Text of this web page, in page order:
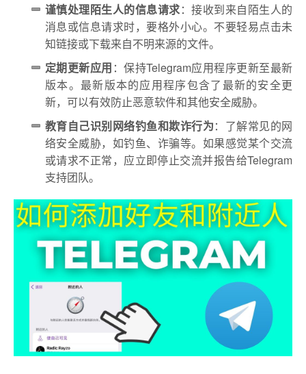
谨慎处理陌生人的信息请求：接收到来自陌生人的
消息或信息请求时，要格外小心。不要轻易点击未
知链接或下载来自不明来源的文件。
定期更新应用 ：保持Telegram应用程序更新至最新
版本。最新版本的应用程序包含了最新的安全更
新，可以有效防止恶意软件和其他安全威胁。
教育自己识别网络钓鱼和欺诈行为：了解常见的网
络安全威胁，如钓鱼、诈骗等。如果感觉某个交流
或请求不正常，应立即停止交流并报告给Telegram
支持团队。